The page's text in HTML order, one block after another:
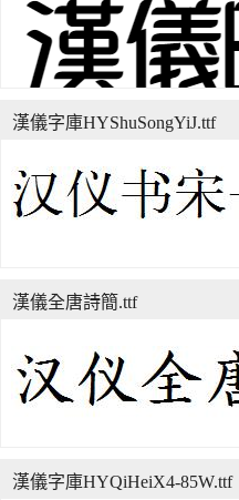
漢儀字庫HYShuSongYiJ.ttf
漢儀全唐詩簡.ttf
漢儀字庫HYQiHeiX4-85W.ttf